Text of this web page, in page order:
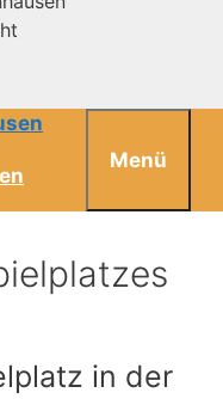
Menü
in der